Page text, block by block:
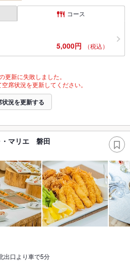
コース
5,000円 （税込）
更新に失敗しました。
席状況を更新してください。
状況を更新する
マリエ 磐田
出口より車で5分